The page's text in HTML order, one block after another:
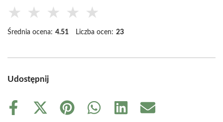
★ ★ ★ ★ ★
Średnia ocena: 4.51 Liczba ocen: 23
Udostępnij
Share
Share
Share
Share
Share
Share